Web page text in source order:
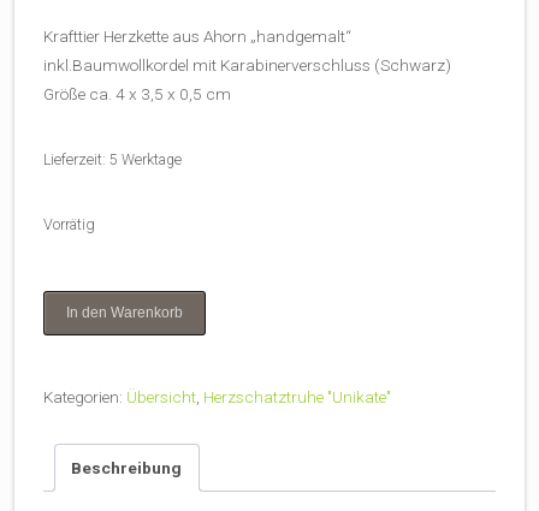
Krafttier Herzkette aus Ahorn „handgemalt“
inkl.Baumwollkordel mit Karabinerverschluss (Schwarz)
Größe ca. 4 x 3,5 x 0,5 cm
Lieferzeit: 5 Werktage
Vorrätig
Krafttier
Herzkette
"handgemalt"
In den Warenkorb
Kategorien: Übersicht Herzschatztruhe "Unikate"
Beschreibung